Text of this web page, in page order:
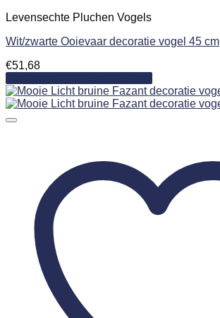
Levensechte Pluchen Vogels
Wit/zwarte Ooievaar decoratie vogel 45 cm
€51,68